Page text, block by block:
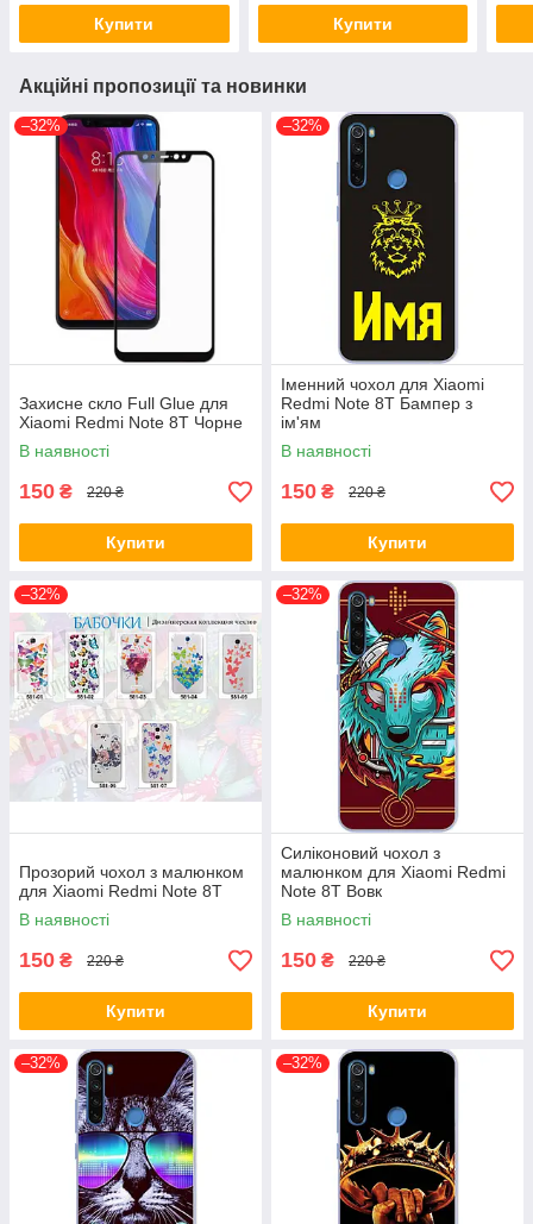
Купити Купити
Акційні пропозиції та новинки
–32%
Захисне скло Full Glue для
Xiaomi Redmi Note 8T Чорне
В наявності
150 ₴ 220 ₴
Купити
–32%
Іменний чохол для Xiaomi
Redmi Note 8T Бампер з
ім'ям
В наявності
150 ₴ 220 ₴
Купити
–32%
Прозорий чохол з малюнком
для Xiaomi Redmi Note 8T
В наявності
150 ₴ 220 ₴
Купити
–32%
Силіконовий чохол з
малюнком для Xiaomi Redmi
Note 8T Вовк
В наявності
150 ₴ 220 ₴
Купити
–32% –32%